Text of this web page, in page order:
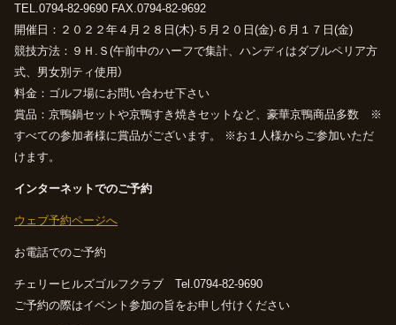
TEL.0794-82-9690 FAX.0794-82-9692
開催日：２０２２年４月２８日(木)·５月２０日(金)·６月１７日(金)
競技方法：９Ｈ.Ｓ(午前中のハーフで集計、ハンディはダブルペリア方
式、男女別ティ使用）
料金：ゴルフ場にお問い合わせ下さい
賞品：京鴨鍋セットや京鴨すき焼きセットなど、豪華京鴨商品多数 ※
すべての参加者様に賞品がございます。
※お１人様からご参加いただ
けます。
インターネットでのご予約
ウェブ予約ページへ
お電話でのご予約
チェリーヒルズゴルフクラブ Tel.0794-82-9690
ご予約の際はイベント参加の旨をお申し付けください